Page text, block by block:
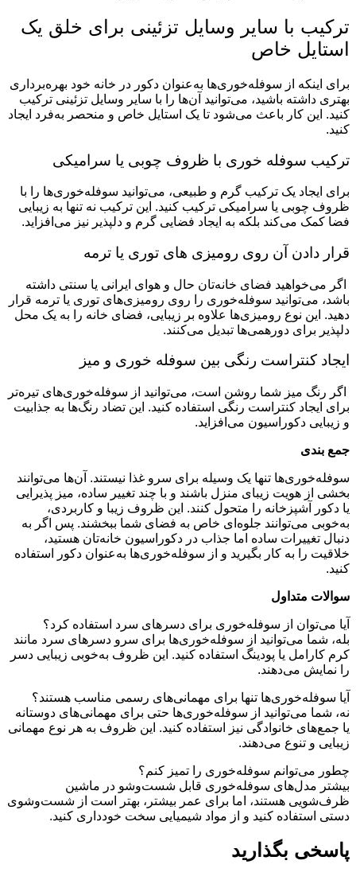
ترکیب با سایر وسایل تزئینی برای خلق یک
استایل خاص
برای اینکه از سوفله‌خوری‌ها به‌عنوان دکور در خانه خود بهره‌برداری
بهتری داشته باشید، می‌توانید آن‌ها را با سایر وسایل تزئینی ترکیب
کنید. این کار باعث می‌شود تا یک استایل خاص و منحصر به‌فرد ایجاد
کنید.
ترکیب سوفله خوری با ظروف چوبی یا سرامیکی
برای ایجاد یک ترکیب گرم و طبیعی، می‌توانید سوفله‌خوری‌ها را با
ظروف چوبی یا سرامیکی ترکیب کنید. این ترکیب نه تنها به زیبایی
فضا کمک می‌کند بلکه به ایجاد فضایی گرم و دلپذیر نیز می‌افزاید.
قرار دادن آن روی رومیزی های توری یا ترمه
اگر می‌خواهید فضای خانه‌تان حال و هوای ایرانی یا سنتی داشته
باشد، می‌توانید سوفله‌خوری را روی رومیزی‌های توری یا ترمه قرار
دهید. این نوع رومیزی‌ها علاوه بر زیبایی، فضای خانه را به یک محل
دلپذیر برای دورهمی‌ها تبدیل می‌کنند.
ایجاد کنتراست رنگی بین سوفله خوری و میز
اگر رنگ میز شما روشن است، می‌توانید از سوفله‌خوری‌های تیره‌تر
برای ایجاد کنتراست رنگی استفاده کنید. این تضاد رنگ‌ها به جذابیت
و زیبایی دکوراسیون می‌افزاید.
جمع بندی
سوفله‌خوری‌ها تنها یک وسیله برای سرو غذا نیستند. آن‌ها می‌توانند
بخشی از هویت زیبای منزل باشند و با چند تغییر ساده، میز پذیرایی
یا دکور آشپزخانه را متحول کنند. این ظروف زیبا و کاربردی،
به‌خوبی می‌توانند جلوه‌ای خاص به فضای شما ببخشند. پس اگر به
دنبال تغییرات ساده اما جذاب در دکوراسیون خانه‌تان هستید،
خلاقیت را به کار بگیرید و از سوفله‌خوری‌ها به‌عنوان دکور استفاده
کنید.
سوالات متداول
آیا می‌توان از سوفله‌خوری برای دسرهای سرد استفاده کرد؟
بله، شما می‌توانید از سوفله‌خوری‌ها برای سرو دسرهای سرد مانند
کرم کارامل یا پودینگ استفاده کنید. این ظروف به‌خوبی زیبایی دسر
را نمایش می‌دهند.
آیا سوفله‌خوری‌ها تنها برای مهمانی‌های رسمی مناسب هستند؟
نه، شما می‌توانید از سوفله‌خوری‌ها حتی برای مهمانی‌های دوستانه
یا جمع‌های خانوادگی نیز استفاده کنید. این ظروف به هر نوع مهمانی
زیبایی و تنوع می‌دهند.
چطور می‌توانم سوفله‌خوری را تمیز کنم؟
بیشتر مدل‌های سوفله‌خوری قابل شست‌وشو در ماشین
ظرف‌شویی هستند، اما برای عمر بیشتر، بهتر است از شست‌وشوی
دستی استفاده کنید و از مواد شیمیایی سخت خودداری کنید.
پاسخی بگذارید